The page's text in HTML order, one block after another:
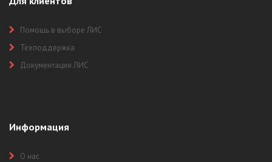
Помощь в выборе ЛИС
Техподдержка
Документация ЛИС
Информация
О нас